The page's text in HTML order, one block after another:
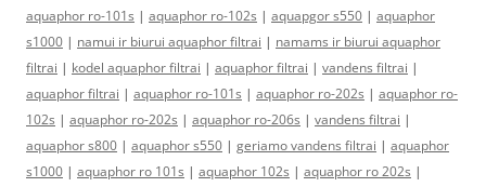
aquaphor ro-101s | aquaphor ro-102s | aquapgor s550 | aquaphor
s1000 | namui ir biurui aquaphor filtrai | namams ir biurui aquaphor
filtrai | kodel aquaphor filtrai | aquaphor filtrai | vandens filtrai |
aquaphor filtrai | aquaphor ro-101s | aquaphor ro-202s | aquaphor ro-
102s | aquaphor ro-202s | aquaphor ro-206s | vandens filtrai |
aquaphor s800 | aquaphor s550 | geriamo vandens filtrai | aquaphor
s1000 | aquaphor ro 101s | aquaphor 102s | aquaphor ro 202s |